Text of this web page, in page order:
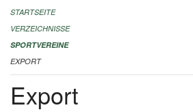
ALLGEMEINE INFORMATIONEN
FINANZIELLE UNTERSTÜTZUNG
KONTAKT
STARTSEITE
VERZEICHNISSE
SPORTVEREINE
EXPORT
Export